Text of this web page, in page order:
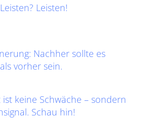
Leisten!
Nachher sollte es
als vorher sein.
keine Schwäche – sondern
Schau hin!